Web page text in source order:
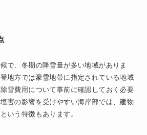
で、冬期の降雪量が多い地域がありま
地方では豪雪地帯に指定されている地域
雪費用について事前に確認しておく必要
害の影響を受けやすい海岸部では、建物
いう特徴もあります。